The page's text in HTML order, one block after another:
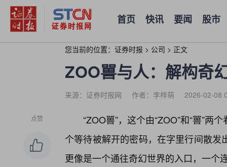
首页 快讯 要闻 股市
您当前的位置： 证券时报 > 公司 > 正文
ZOO嘼与人：解构奇
来源：证券时报网 作者：李梓萌 2026-02-08
点赞
“ZOO嘼”，这个由“ZOO”和“嘼”
个等待被解开的密码，在字里行间散
更像是一个通往奇幻世界的入口，一个